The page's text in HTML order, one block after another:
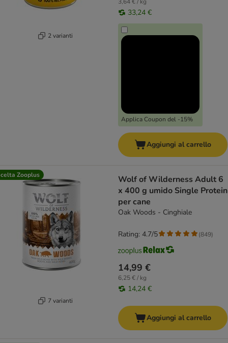
2 varianti
33,24 €
Applica Coupon del -15%
Aggiungi al carrello
Zooplus
7 varianti
Wolf of Wilderness Adult 6
x 400 g umido Single Protein
per cane
Oak Woods - Cinghiale
14,99 €
6,25 € / kg
14,24 €
Rating: 4.7/5 (849)
Aggiungi al carrello